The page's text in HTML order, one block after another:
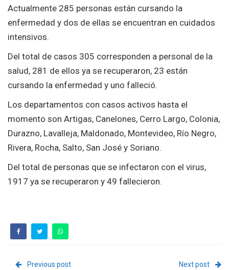
Actualmente 285 personas están cursando la
enfermedad y dos de ellas se encuentran en cuidados
intensivos.
Del total de casos 305 corresponden a personal de la
salud, 281 de ellos ya se recuperaron, 23 están
cursando la enfermedad y uno falleció.
Los departamentos con casos activos hasta el
momento son Artigas, Canelones, Cerro Largo, Colonia,
Durazno, Lavalleja, Maldonado, Montevideo, Río Negro,
Rivera, Rocha, Salto, San José y Soriano.
Del total de personas que se infectaron con el virus,
1917 ya se recuperaron y 49 fallecieron.
Previous post Next post